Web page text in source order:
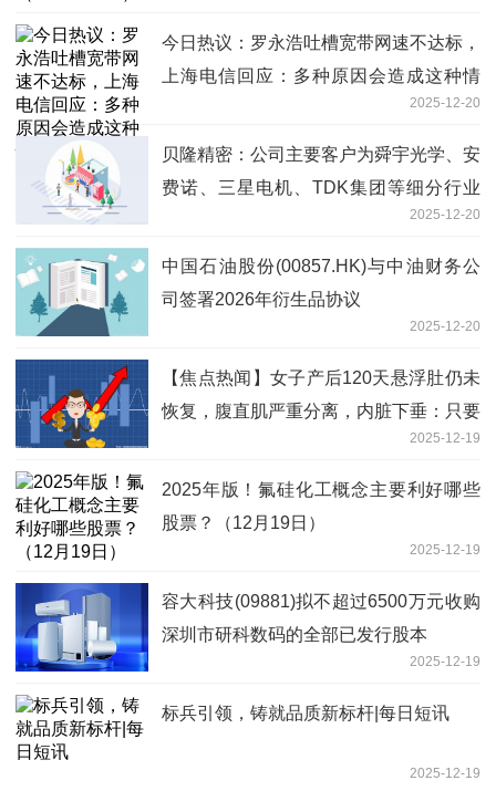
今日热议：罗永浩吐槽宽带网速不达标，
上海电信回应：多种原因会造成这种情
2025-12-20
贝隆精密：公司主要客户为舜宇光学、安
费诺、三星电机、TDK集团等细分行业
2025-12-20
中国石油股份(00857.HK)与中油财务公
司签署2026年衍生品协议
2025-12-20
【焦点热闻】女子产后120天悬浮肚仍未
恢复，腹直肌严重分离，内脏下垂：只要
2025-12-19
2025年版！氟硅化工概念主要利好哪些
股票？（12月19日）
2025-12-19
容大科技(09881)拟不超过6500万元收购
深圳市研科数码的全部已发行股本
2025-12-19
标兵引领，铸就品质新标杆|每日短讯
2025-12-19